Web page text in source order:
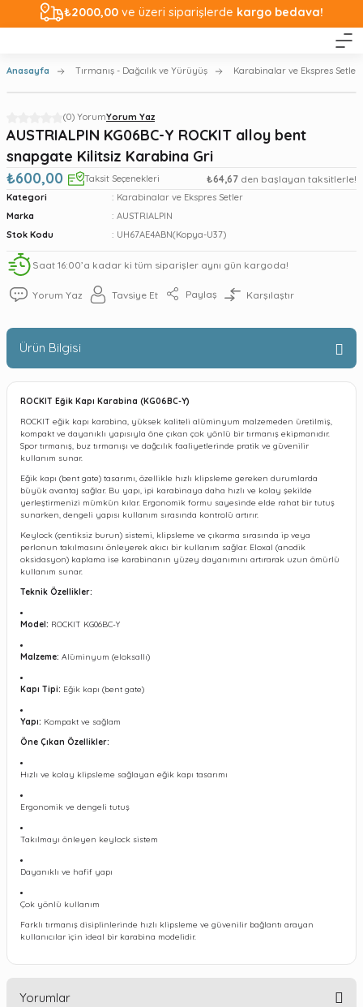
₺2000,00 ve üzeri siparişlerde kargo bedava!
Anasayfa Tırmanış - Dağcılık ve Yürüyüş Karabinalar ve Ekspres Setler
(0) YorumYorum Yaz
AUSTRIALPIN KG06BC-Y ROCKIT alloy bent
snapgate Kilitsiz Karabina Gri
₺600,00
Taksit Seçenekleri ₺64,67 den başlayan taksitlerle!
Kategori
Karabinalar ve Ekspres Setler
Marka
AUSTRIALPIN
Stok Kodu
UH67AE4ABN(Kopya-U37)
Saat 16:00’a kadar ki tüm siparişler aynı gün kargoda!
Yorum Yaz Tavsiye Et Paylaş Karşılaştır
Ürün Bilgisi
ROCKIT Eğik Kapı Karabina (KG06BC-Y)
ROCKIT eğik kapı karabina, yüksek kaliteli alüminyum malzemeden üretilmiş,
kompakt ve dayanıklı yapısıyla öne çıkan çok yönlü bir tırmanış ekipmanıdır.
Spor tırmanış, buz tırmanışı ve dağcılık faaliyetlerinde pratik ve güvenilir
kullanım sunar.
Eğik kapı (bent gate) tasarımı, özellikle hızlı klipsleme gereken durumlarda
büyük avantaj sağlar. Bu yapı, ipi karabinaya daha hızlı ve kolay şekilde
yerleştirmenizi mümkün kılar. Ergonomik formu sayesinde elde rahat bir tutuş
sunarken, dengeli yapısı kullanım sırasında kontrolü artırır.
Keylock (çentiksiz burun) sistemi, klipsleme ve çıkarma sırasında ip veya
perlonun takılmasını önleyerek akıcı bir kullanım sağlar. Eloxal (anodik
oksidasyon) kaplama ise karabinanın yüzey dayanımını artırarak uzun ömürlü
kullanım sunar.
Teknik Özellikler:
Model: ROCKIT KG06BC-Y
Malzeme: Alüminyum (eloksallı)
Kapı Tipi: Eğik kapı (bent gate)
Yapı: Kompakt ve sağlam
Öne Çıkan Özellikler:
Hızlı ve kolay klipsleme sağlayan eğik kapı tasarımı
Ergonomik ve dengeli tutuş
Takılmayı önleyen keylock sistem
Dayanıklı ve hafif yapı
Çok yönlü kullanım
Farklı tırmanış disiplinlerinde hızlı klipsleme ve güvenilir bağlantı arayan
kullanıcılar için ideal bir karabina modelidir.
Yorumlar